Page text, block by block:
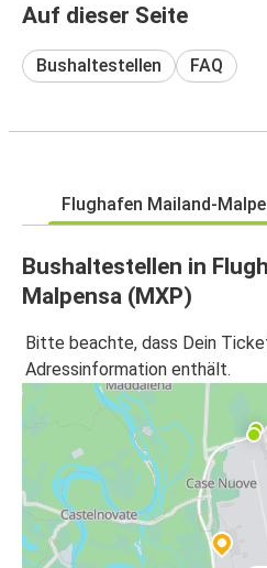
Auf dieser Seite
Bushaltestellen FAQ
Flughafen Mailand-
Bushaltestellen in
Malpensa (MXP)
Bitte beachte, dass Dein
Adressinformation enthält.